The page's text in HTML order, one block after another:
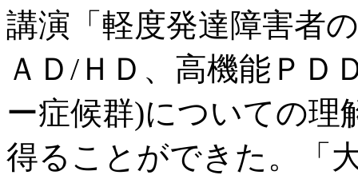
講演「軽度発達障害者
ＡＤ/ＨＤ、高機能ＰＤ
ー症候群)についての理
得ることができた。「